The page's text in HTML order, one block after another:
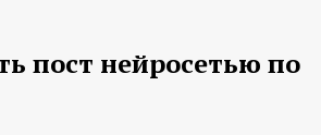
пост нейросетью по